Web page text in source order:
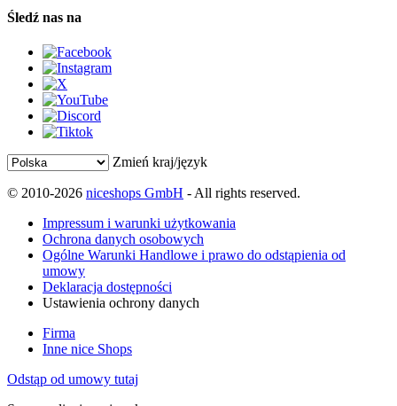
Śledź nas na
Zmień kraj/język
© 2010-2026 niceshops GmbH - All rights reserved.
Impressum i warunki użytkowania
Ochrona danych osobowych
Ogólne Warunki Handlowe i prawo do odstąpienia od
umowy
Deklaracja dostępności
Ustawienia ochrony danych
Firma
Inne nice Shops
Odstąp od umowy tutaj